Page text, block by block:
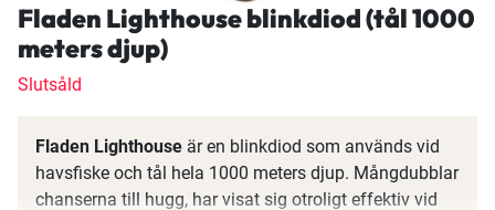
Fladen Lighthouse blinkdiod (tål 1000
meters djup)
Slutsåld
Fladen Lighthouse är en blinkdiod som används vid
havsfiske och tål hela 1000 meters djup. Mångdubblar
chanserna till hugg, har visat sig otroligt effektiv vid